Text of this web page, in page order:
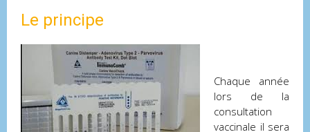
Le principe
Chaque année
lors de la
consultation
vaccinale il sera